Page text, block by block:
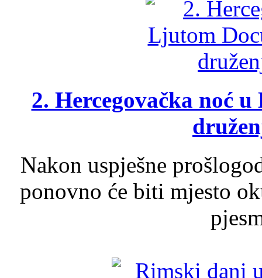
2. Hercegovačka noć
Nakon uspješne
ponovno će biti mjesto